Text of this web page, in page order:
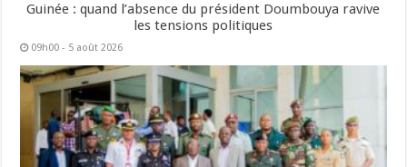
Guinée : quand l’absence du président Doumbouya ravive
les tensions politiques
09h00 - 5 août 2026